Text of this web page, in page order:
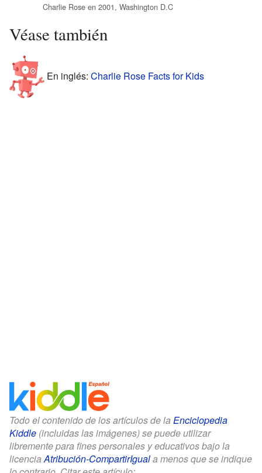
Charlie Rose en 2001, Washington D.C
Véase también
En inglés: Charlie Rose Facts for Kids
Todo el contenido de los artículos de la Enciclopedia
Kiddle (incluidas las imágenes) se puede utilizar
libremente para fines personales y educativos bajo la
licenciaAtribución-CompartirIguala menos que se indique